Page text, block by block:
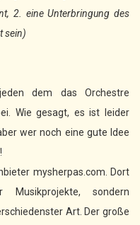
2. eine Unterbringung des
sein)
dem das Orchestre
Wie gesagt, es ist leider
wer noch eine gute Idee
mysherpas.com. Dort
sondern
Art. Der große